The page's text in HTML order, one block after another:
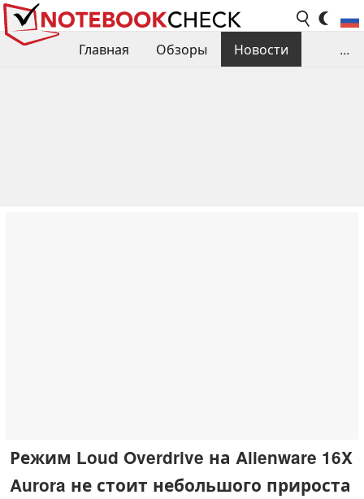
Главная Обзоры
Новости
...
Режим Loud Overdrive на Alienware 16X
Aurora не стоит небольшого прироста